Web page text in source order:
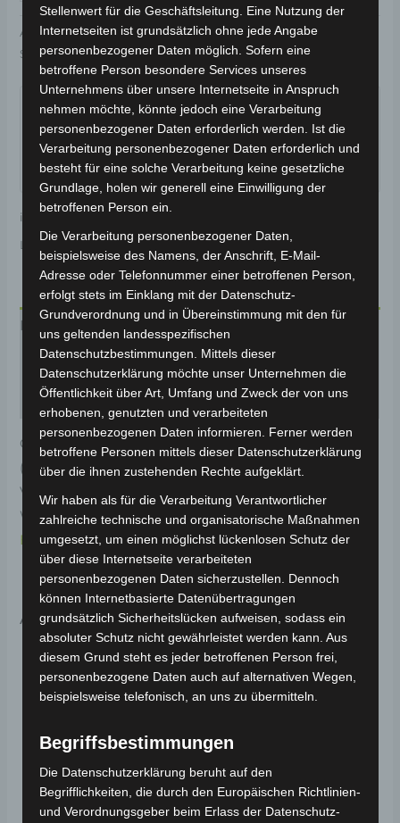
Artikelnummer: BP150-031 Kategorie:CARGO VOLT
Schlagwort:Reifen & Räder
Garantiert sicherer Checkout
inkl. 19 % MwSt.
Lieferzeit:Versandfertig innerhalb 24 Stunden*
Beschreibung
Produktsicherheit
Rezensionen (0)
Original-Ersatzteil für das E-Lastendreirad Cargo Volt
(Modell: BP150, Hersteller: Saige). Der Reifen für die
Vorderachse bietet optimalen Grip und Stabilität.
Weitere Informationen zum Fahrzeug findest du hier:
E-Lastendreirad Cargo Volt 3.0kW.
Ähnliche Produkte
Stellenwert für die Geschäftsleitung. Eine Nutzung der
Internetseiten ist grundsätzlich ohne jede Angabe
personenbezogener Daten möglich. Sofern eine
betroffene Person besondere Services unseres
Unternehmens über unsere Internetseite in Anspruch
nehmen möchte, könnte jedoch eine Verarbeitung
personenbezogener Daten erforderlich werden. Ist die
Verarbeitung personenbezogener Daten erforderlich und
besteht für eine solche Verarbeitung keine gesetzliche
Grundlage, holen wir generell eine Einwilligung der
betroffenen Person ein.
Die Verarbeitung personenbezogener Daten,
beispielsweise des Namens, der Anschrift, E-Mail-
Adresse oder Telefonnummer einer betroffenen Person,
erfolgt stets im Einklang mit der Datenschutz-
Grundverordnung und in Übereinstimmung mit den für
uns geltenden landesspezifischen
Datenschutzbestimmungen. Mittels dieser
Datenschutzerklärung möchte unser Unternehmen die
Öffentlichkeit über Art, Umfang und Zweck der von uns
erhobenen, genutzten und verarbeiteten
personenbezogenen Daten informieren. Ferner werden
betroffene Personen mittels dieser Datenschutzerklärung
über die ihnen zustehenden Rechte aufgeklärt.
Wir haben als für die Verarbeitung Verantwortlicher
zahlreiche technische und organisatorische Maßnahmen
umgesetzt, um einen möglichst lückenlosen Schutz der
über diese Internetseite verarbeiteten
personenbezogenen Daten sicherzustellen. Dennoch
können Internetbasierte Datenübertragungen
grundsätzlich Sicherheitslücken aufweisen, sodass ein
absoluter Schutz nicht gewährleistet werden kann. Aus
diesem Grund steht es jeder betroffenen Person frei,
personenbezogene Daten auch auf alternativen Wegen,
beispielsweise telefonisch, an uns zu übermitteln.
Begriffsbestimmungen
Die Datenschutzerklärung beruht auf den
Begrifflichkeiten, die durch den Europäischen Richtlinien-
und Verordnungsgeber beim Erlass der Datenschutz-